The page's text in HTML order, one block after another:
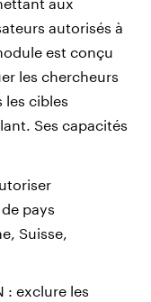
autorisés à
est conçu
les chercheurs
les cibles
Ses capacités
pays
Suisse,
: exclure les